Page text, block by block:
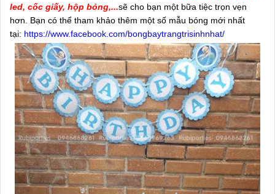
led, cốc giấy, hộp bỏng,...sẽ cho bạn một bữa tiệc trọn vẹn
hơn. Bạn có thể tham khảo thêm một số mẫu bóng mới nhất
tại: https://www.facebook.com/bongbaytrangtrisinhnhat/